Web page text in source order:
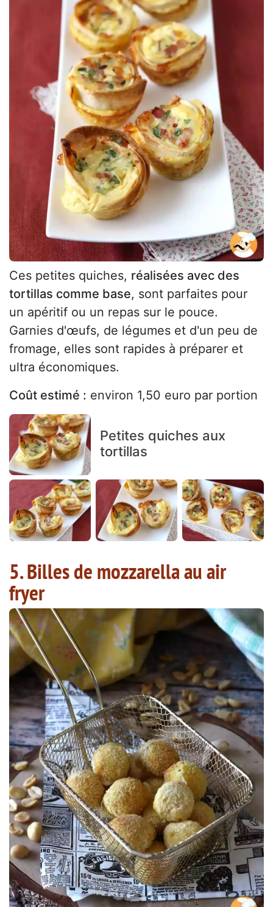
Ces petites quiches, réalisées avec des
tortillas comme base, sont parfaites pour
un apéritif ou un repas sur le pouce.
Garnies d'œufs, de légumes et d'un peu de
fromage, elles sont rapides à préparer et
ultra économiques.
Coût estimé : environ 1,50 euro par portion
Petites quiches aux
tortillas
5. Billes de mozzarella au air
fryer